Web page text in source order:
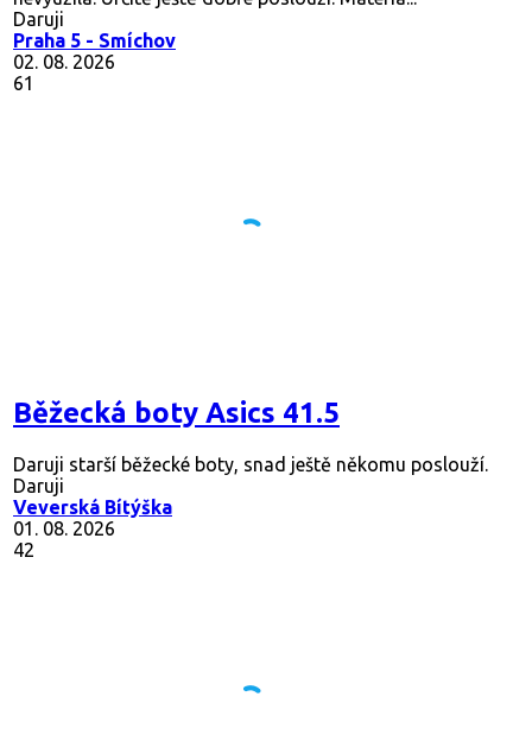
Daruji
Praha 5 - Smíchov
02. 08. 2026
61
Běžecká boty Asics 41.5
Daruji starší běžecké boty, snad ještě někomu poslouží.
Daruji
Veverská Bítýška
01. 08. 2026
42